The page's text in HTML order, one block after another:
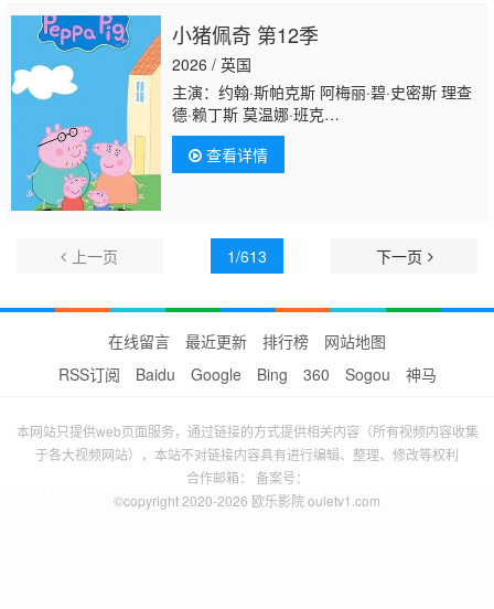
小猪佩奇 第12季
2026 / 英国
主演：约翰·斯帕克斯 阿梅丽·碧·史密斯 理查
德·赖丁斯 莫温娜·班克
斯 KiraMonteith Alice May
查看详情
上一页 1/613 下一页
在线留言 最近更新 排行榜
网站地图
RSS订阅
Baidu Google Bing 360 Sogou 神马
本网站只提供web页面服务，通过链接的方式提供相关内容（所有视频内容收集
于各大视频网站），本站不对链接内容具有进行编辑、整理、修改等权利
合作邮箱： 备案号：
©copyright 2020-2026 欧乐影院 ouletv1.com